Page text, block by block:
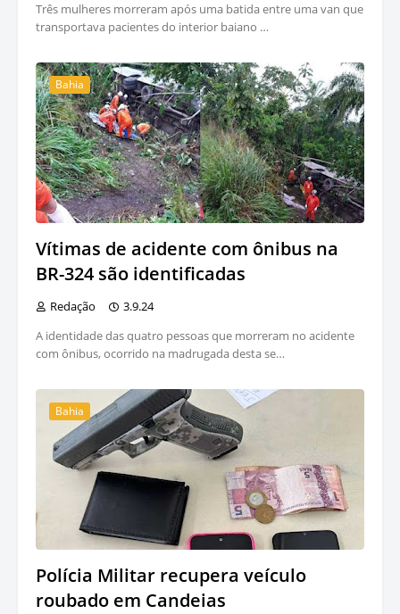
Três mulheres morreram após uma batida entre uma van que
transportava pacientes do interior baiano …
Bahia
Vítimas de acidente com ônibus na
BR-324 são identificadas
Redação
3.9.24
A identidade das quatro pessoas que morreram no acidente
com ônibus, ocorrido na madrugada desta se…
Bahia
Polícia Militar recupera veículo
roubado em Candeias